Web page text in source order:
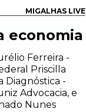
MIGALHAS LIVE
economia
Ferreira -
Priscilla
Diagnóstica -
Advocacia, e
Nunes